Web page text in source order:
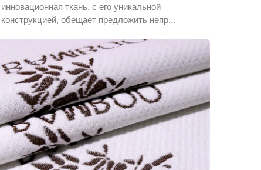
инновационная ткань, с его уникальной
конструкцией, обещает предложить непр...